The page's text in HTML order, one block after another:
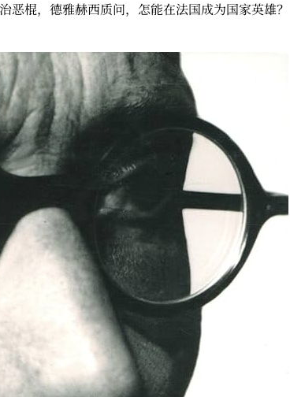
棍，德雅赫西质问，怎能在法国成为国家英雄？